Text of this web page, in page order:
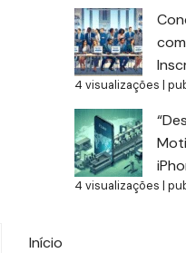
4 visualizações |
4 visualizações |
Início